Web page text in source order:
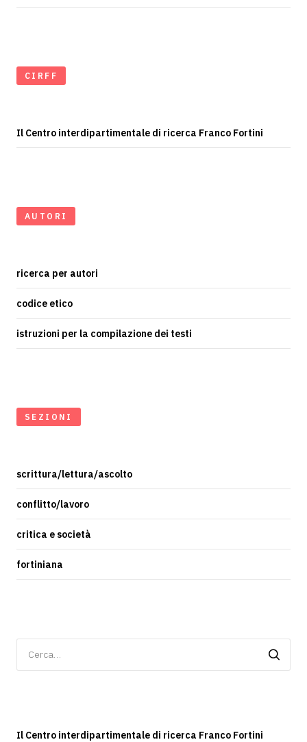
CIRFF
Il Centro interdipartimentale di ricerca Franco Fortini
AUTORI
ricerca per autori
codice etico
istruzioni per la compilazione dei testi
SEZIONI
scrittura/lettura/ascolto
conflitto/lavoro
critica e società
fortiniana
per:
Il Centro interdipartimentale di ricerca Franco Fortini